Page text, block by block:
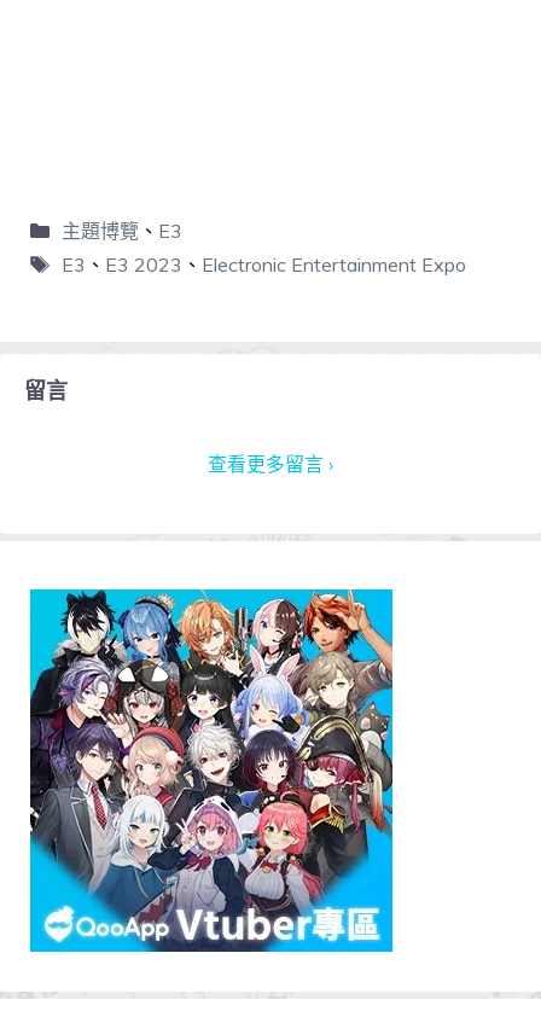
主題博覽 、 E3
E3 、 E3 2023 、 Electronic Entertainment Expo
留言
查看更多留言 ›